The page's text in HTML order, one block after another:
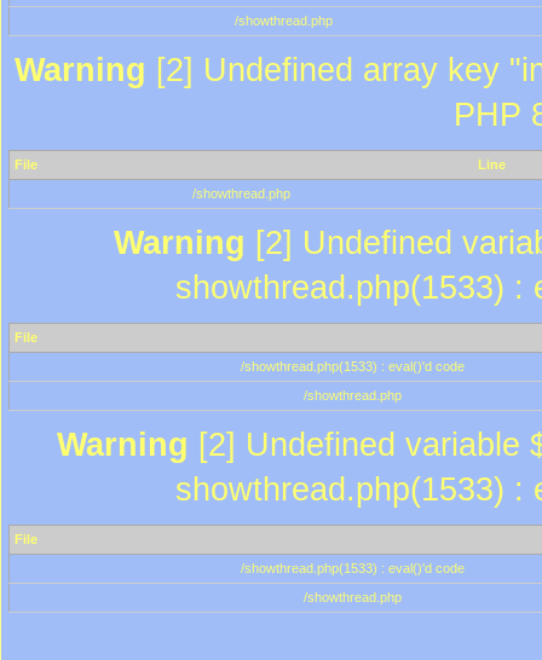
/showthread.php
Warning [2] Undefined array key
PHP
File
Line
/showthread.php
Warning [2] Undefined
showthread.php(1533) :
File
/showthread.php(1533) : eval()'d code
/showthread.php
Warning [2] Undefined variable
showthread.php(1533) :
File
/showthread.php(1533) : eval()'d code
/showthread.php